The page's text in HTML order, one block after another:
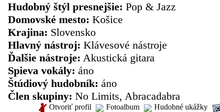
Hudobný štýl presnejšie: Pop & Jazz
Domovské mesto: Košice
Krajina: Slovensko
Hlavný nástroj: Klávesové nástroje
Ďalšie nástroje: Akustická gitara
Spieva vokály: áno
Štúdiový hudobník: áno
Člen skupiny: No Limits, Abracadabra
Otvoriť profil Fotoalbum Hudobné ukážky